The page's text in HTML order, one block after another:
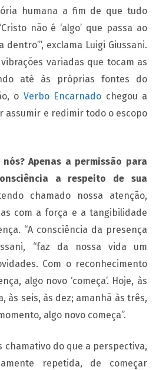
humana a fim de que tudo
não é ‘algo’ que passa ao
dentro’”, exclama Luigi Giussani.
variadas que tocam as
até às próprias fontes do
o Verbo Encarnado chegou a
assumir e redimir todo o escopo
Apenas a permissão para
a respeito de sua
chamado nossa atenção,
com a força e a tangibilidade
“A consciência da presença
“faz da nossa vida um
Com o reconhecimento
algo novo ‘começa’. Hoje, às
às seis, às dez; amanhã às três,
algo novo começa”.
chamativo do que a perspectiva,
repetida, de começar